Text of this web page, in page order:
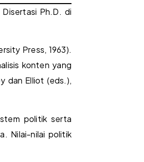
Disertasi Ph.D. di
Press, 1963).
konten yang
dan Elliot (eds.),
politik serta
Nilai-nilai politik